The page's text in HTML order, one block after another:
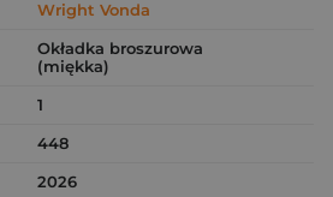
Wright Vonda
Okładka broszurowa
(miękka)
1
448
2026